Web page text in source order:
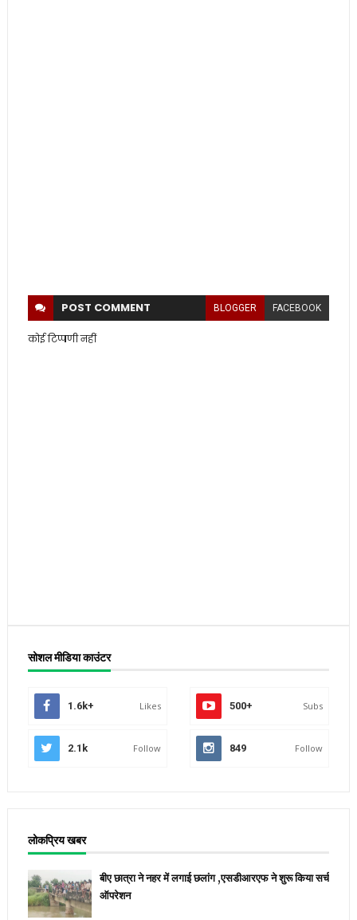
POST COMMENT BLOGGER FACEBOOK
कोई टिप्पणी नहीं
सोशल मीडिया काउंटर
1.6k+ Likes 500+ Subs
2.1k Follow 849 Follow
लोकप्रिय खबर
बीए छात्रा ने नहर में लगाई छलांग ,एसडीआरएफ ने शुरू किया सर्च
ऑपरेशन